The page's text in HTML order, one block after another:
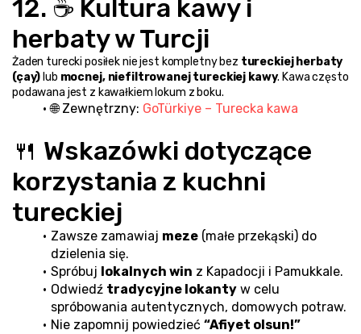
12. ☕ Kultura kawy i
herbaty w Turcji
Żaden turecki posiłek nie jest kompletny bez tureckiej herbaty
(çay) lub mocnej, niefiltrowanej tureckiej kawy. Kawa często
podawana jest z kawałkiem lokum z boku.
🌐 Zewnętrzny: GoTürkiye – Turecka kawa
🍴 Wskazówki dotyczące
korzystania z kuchni
tureckiej
Zawsze zamawiaj meze (małe przekąski) do
dzielenia się.
Spróbuj lokalnych win z Kapadocji i Pamukkale.
Odwiedź tradycyjne lokanty w celu
spróbowania autentycznych, domowych potraw.
Nie zapomnij powiedzieć “Afiyet olsun!”